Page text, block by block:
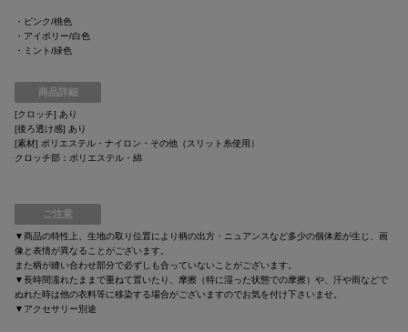
・ピンク/桃色
・アイボリー/白色
・ミント/緑色
商品詳細
[クロッチ] あり
[後ろ透け感] あり
[素材] ポリエステル・ナイロン・その他（スリット糸使用）
クロッチ部：ポリエステル・綿
ご注意
▼商品の特性上、生地の取り位置により柄の出方・ニュアンスなど多少の個体差が生じ、画
像と表情が異なることがございます。
また柄が縫い合わせ部分で必ずしも合っていないことがございます。
▼長時間濡れたままで重ねて置いたり、摩擦（特に湿った状態での摩擦）や、汗や雨などで
ぬれた時は他の衣料等に移染する場合がございますのでお気を付け下さいませ。
▼アクセサリー別途